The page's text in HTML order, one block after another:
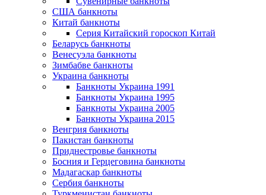
США банкноты
Китай банкноты
Серия Китайский гороскоп Китай
Беларусь банкноты
Венесуэла банкноты
Зимбабве банкноты
Украина банкноты
Банкноты Украина 1991
Банкноты Украина 1995
Банкноты Украина 2005
Банкноты Украина 2015
Венгрия банкноты
Пакистан банкноты
Приднестровье банкноты
Босния и Герцеговина банкноты
Мадагаскар банкноты
Сербия банкноты